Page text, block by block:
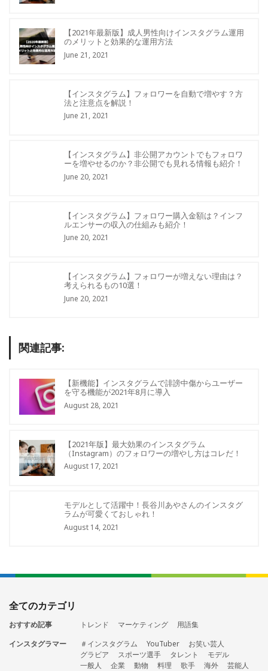
【2021年最新版】成人男性向けインスタグラム運用
のメリットと効果的な運用方法
June 21, 2021
【インスタグラム】フォロワーを自動で増やす？方
法と注意点を解説！
June 21, 2021
【インスタグラム】非公開アカウントでもフォロワ
ーを増やせるのか？非公開でも見れる情報も紹介！
June 20, 2021
【インスタグラム】フォロワー購入金額は？インフ
ルエンサーの収入の仕組みも紹介！
June 20, 2021
【インスタグラム】フォロワーが増えない理由は？
考えられるもの10選！
June 20, 2021
関連記事:
【新機能】インスタグラムで誹謗中傷からユーザー
を守る機能が2021年8月に導入
August 28, 2021
【2021年版】最大効果のインスタグラム
（Instagram）のフォロワーの増やし方はコレだ！
August 17, 2021
モデルとして活躍中！長谷川あやさんのインスタグ
ラムが可愛くておしゃれ！
August 14, 2021
全てのカテゴリ
おすすめ記事 トレンド マーケティング
用語集
インスタグラマー
＃インスタグラム YouTuber
お笑い芸人
グラビア
スポーツ選手 タレント
モデル
一般人
企業 動物 料理 歌手 海外 芸能人